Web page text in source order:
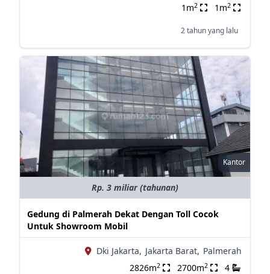
1m2 1m2
2 tahun yang lalu
Kantor
Rp. 3 miliar (tahunan)
Gedung di Palmerah Dekat Dengan Toll Cocok
Untuk Showroom Mobil
Dki Jakarta, Jakarta Barat, Palmerah
2826m2 2700m2 4